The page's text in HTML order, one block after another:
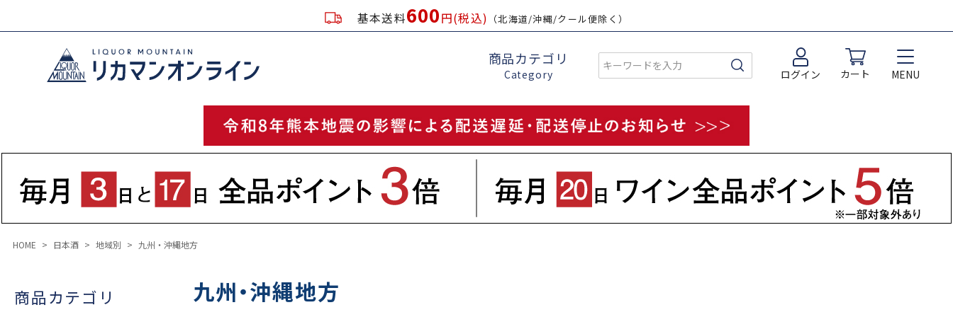
基本送料600円(税込) （北海道/沖縄/クール便除く）
商品カテゴリ
Category ログイン カート MENU
HOME 日本酒 地域別 九州・沖縄地方
商品カテゴリ 九州・沖縄地方